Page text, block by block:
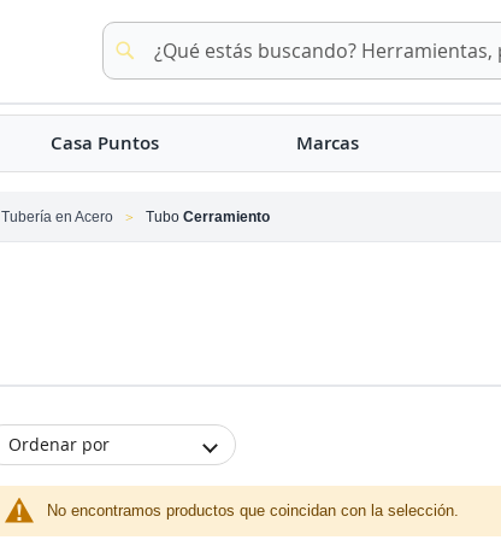
Buscar
Buscar
Casa Puntos Marcas
Tubería en Acero Tubo Cerramiento
Ordenar por
No encontramos productos que coincidan con la selección.